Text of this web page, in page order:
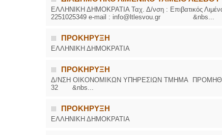
ΕΛΛΗΝΙΚΗ ΔΗΜΟΚΡΑΤΙΑ Ταχ. Δ/νση : Επιβατικός
2251025349 e-mail : info@ltlesvou.gr &nbs...
ΠΡΟΚΗΡΥΞΗ
ΕΛΛΗΝΙΚΗ ΔΗΜΟΚΡΑΤΙΑ
ΠΡΟΚΗΡΥΞΗ
Δ/ΝΣΗ ΟΙΚΟΝΟΜΙΚΩΝ ΥΠΗΡΕΣΙΩΝ ΤΜΗΜΑ
32 &nbs...
ΠΡΟΚΗΡΥΞΗ
ΕΛΛΗΝΙΚΗ ΔΗΜΟΚΡΑΤΙΑ